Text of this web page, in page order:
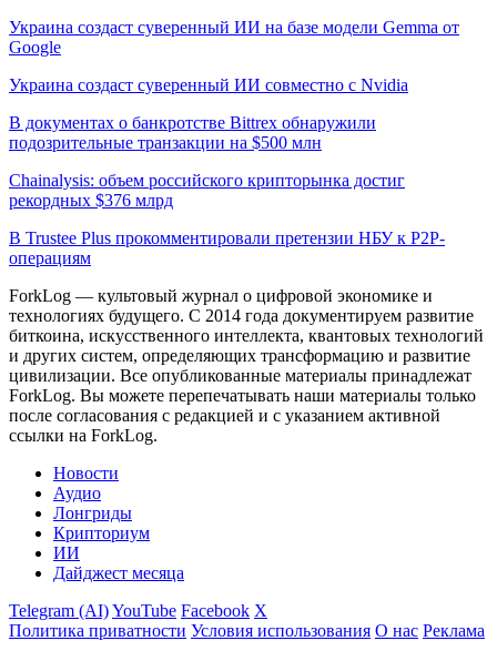
Украина создаст суверенный ИИ на базе модели Gemma от
Google
Украина создаст суверенный ИИ совместно с Nvidia
В документах о банкротстве Bittrex обнаружили
подозрительные транзакции на $500 млн
Chainalysis: объем российского крипторынка достиг
рекордных $376 млрд
В Trustee Plus прокомментировали претензии НБУ к P2P-
операциям
ForkLog — культовый журнал о цифровой экономике и
технологиях будущего. С 2014 года документируем развитие
биткоина, искусственного интеллекта, квантовых технологий
и других систем, определяющих трансформацию и развитие
цивилизации. Все опубликованные материалы принадлежат
ForkLog. Вы можете перепечатывать наши материалы только
после согласования с редакцией и с указанием активной
ссылки на ForkLog.
Новости
Аудио
Лонгриды
Крипториум
ИИ
Дайджест месяца
Telegram (AI)YouTube Facebook X
Политика приватности Условия использования О нас Реклама